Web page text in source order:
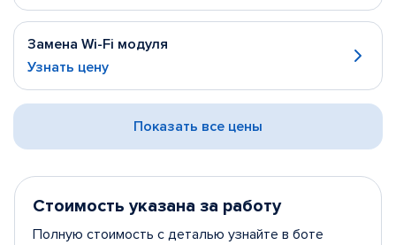
Замена Wi-Fi модуля
Узнать цену
Показать все цены
Стоимость указана за работу
Полную стоимость с деталью узнайте в боте